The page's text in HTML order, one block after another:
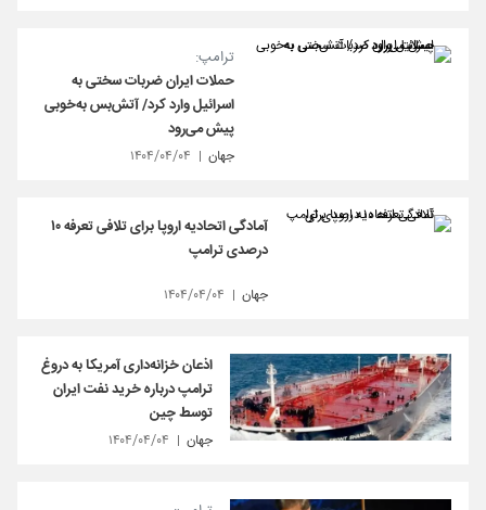
ترامپ:
حملات ایران ضربات سختی به
اسرائیل وارد کرد/ آتش‌بس به‌خوبی
پیش می‌رود
جهان ۱۴۰۴/۰۴/۰۴
آمادگی اتحادیه اروپا برای تلافی تعرفه ۱۰
درصدی ترامپ
جهان ۱۴۰۴/۰۴/۰۴
اذعان خزانه‌داری آمریکا به دروغ
ترامپ درباره خرید نفت ایران
توسط چین
جهان ۱۴۰۴/۰۴/۰۴